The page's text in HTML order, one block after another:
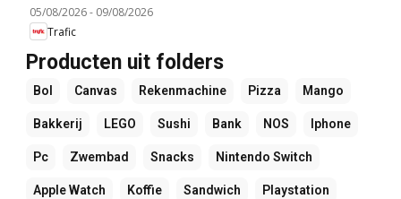
05/08/2026- 09/08/2026
Trafic
Producten uit folders
Bol Canvas Rekenmachine Pizza Mango
Bakkerij LEGO Sushi Bank NOS Iphone
Pc Zwembad Snacks Nintendo Switch
Apple Watch Koffie Sandwich Playstation